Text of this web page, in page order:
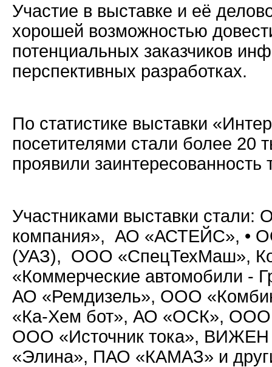
Участие в выставке и её
хорошей возможностью
потенциальных заказчиков
перспективных разработках.
По статистике выставки
посетителями стали более 20
проявили заинтересованность
Участниками выставки
компания», АО «АСТЕЙС», •
(УАЗ), ООО «СпецТехМаш»,
«Коммерческие автомобили
АО «Ремдизель», ООО
«Ка-Хем бот», АО «ОСК», ООО
ООО «Источник тока»,
«Элина», ПАО «КАМАЗ» и